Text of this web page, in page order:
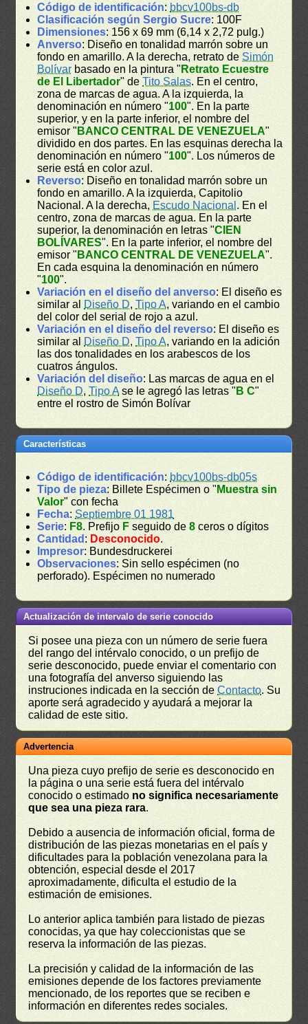
Código de identificación: bbcv100bs-db
Clasificación según Sergio Sucre: 100F
Dimensiones: 156 x 69 mm (6,14 x 2,72 pulg.)
Anverso: Diseño en tonalidad marrón sobre un
fondo en amarillo. A la derecha, retrato de Simón
Bolívar basado en la pintura " Retrato Ecuestre
de El Libertador" deTito Salas. En el centro,
zona de marcas de agua. A la izquierda, la
denominación en número "100". En la parte
superior, y en la parte inferior, el nombre del
emisor " BANCO CENTRAL DE VENEZUELA"
dividido en dos partes. En las esquinas derecha la
denominación en número "100". Los números de
serie está en color azul.
Reverso: Diseño en tonalidad marrón sobre un
fondo en amarillo. A la izquierda, Capitolio
Nacional. A la derecha, Escudo Nacional . En el
centro, zona de marcas de agua. En la parte
superior, la denominación en letras "CIEN
BOLÍVARES". En la parte inferior, el nombre del
emisor " BANCO CENTRAL DE VENEZUELA".
En cada esquina la denominación en número
"100".
Variación en el diseño del anverso: El diseño es
similar al Diseño D,Tipo A, variando en el cambio
del color del serial de rojo a azul.
Variación en el diseño del reverso: El diseño es
similar al Diseño D,Tipo A, variando en la adición
las dos tonalidades en los arabescos de los
cuatros ángulos.
Variación del diseño: Las marcas de agua en el
Diseño D,Tipo Ase le agregó las letras " B C"
entre el rostro de Simón Bolívar
Características
Código de identificación: bbcv100bs-db05s
Tipo de pieza: Billete Espécimen o " Muestra sin
Valor" con fecha
Fecha: Septiembre 01 1981
Serie: F8. Prefijo F seguido de8 ceros o dígitos
Cantidad : Desconocido.
Impresor: Bundesdruckerei
Observaciones: Sin sello espécimen (no
perforado). Espécimen no numerado
Actualización de intervalo de serie conocido
Si posee una pieza con un número de serie fuera
del rango del intérvalo conocido, o un prefijo de
serie desconocido, puede enviar el comentario con
una fotografía del anverso siguiendo las
instruciones indicada en la sección deContacto. Su
aporte será agradecido y ayudará a mejorar la
calidad de este sitio.
Advertencia
Una pieza cuyo prefijo de serie es desconocido en
la página o una serie está fuera del intérvalo
conocido o estimado no significa necesariamente
que sea una pieza rara.
Debido a ausencia de información oficial, forma de
distribución de las piezas monetarias en el país y
dificultades para la población venezolana para la
obtención, especial desde el 2017
aproximadamente, dificulta el estudio de la
estimación de emisiones.
Lo anterior aplica también para listado de piezas
conocidas, ya que hay coleccionistas que se
reserva la información de las piezas.
La precisión y calidad de la información de las
emisiones depende de los factores previamente
mencionado, de los reportes que se reciben e
información en diferentes redes sociales.